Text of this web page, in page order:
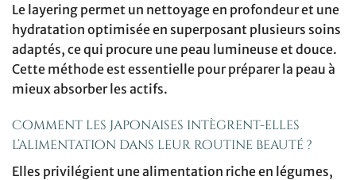
Le layering permet un nettoyage en profondeur et une
hydratation optimisée en superposant plusieurs soins
adaptés, ce qui procure une peau lumineuse et douce.
Cette méthode est essentielle pour préparer la peau à
mieux absorber les actifs.
Comment les Japonaises intègrent-elles
l’alimentation dans leur routine beauté ?
Elles privilégient une alimentation riche en légumes,